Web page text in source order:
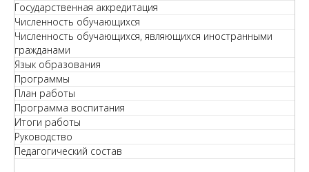
Государственная аккредитация
Численность обучающихся
Численность обучающихся, являющихся иностранными
гражданами
Язык образования
Программы
План работы
Программа воспитания
Итоги работы
Руководство
Педагогический состав